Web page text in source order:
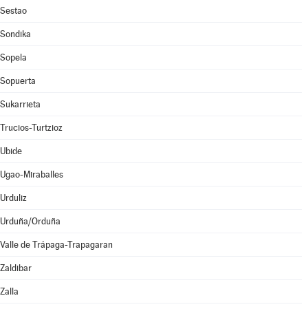
Sestao
Sondika
Sopela
Sopuerta
Sukarrieta
Trucios-Turtzioz
Ubide
Ugao-Miraballes
Urduliz
Urduña/Orduña
Valle de Trápaga-Trapagaran
Zaldibar
Zalla